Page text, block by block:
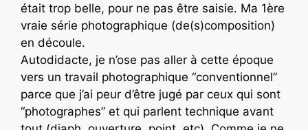
était trop belle, pour ne pas être saisie. Ma 1ère
vraie série photographique (de(s)composition)
en découle.
Autodidacte, je n’ose pas aller à cette époque
vers un travail photographique “conventionnel”
parce que j’ai peur d’être jugé par ceux qui sont
“photographes” et qui parlent technique avant